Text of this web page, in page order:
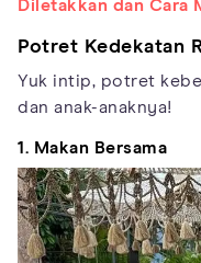
Diletakkan dan Cara
Potret Kedekatan
Yuk intip, potret
dan anak-anaknya!
1. Makan Bersama